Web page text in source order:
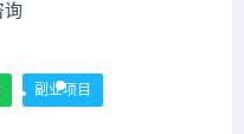
副业项目